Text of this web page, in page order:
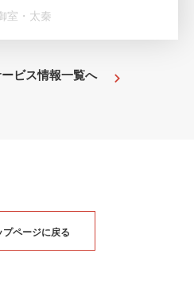
室・太秦
ビス情報一覧へ
プページに戻る